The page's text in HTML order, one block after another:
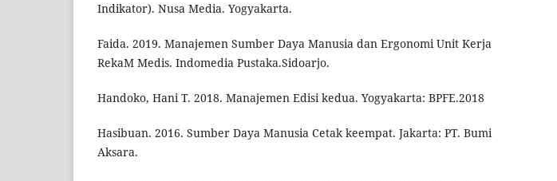
Indikator). Nusa Media. Yogyakarta.
Faida. 2019. Manajemen Sumber Daya Manusia dan Ergonomi Unit Kerja
RekaM Medis. Indomedia Pustaka.Sidoarjo.
Handoko, Hani T. 2018. Manajemen Edisi kedua. Yogyakarta: BPFE.2018
Hasibuan. 2016. Sumber Daya Manusia Cetak keempat. Jakarta: PT. Bumi
Aksara.